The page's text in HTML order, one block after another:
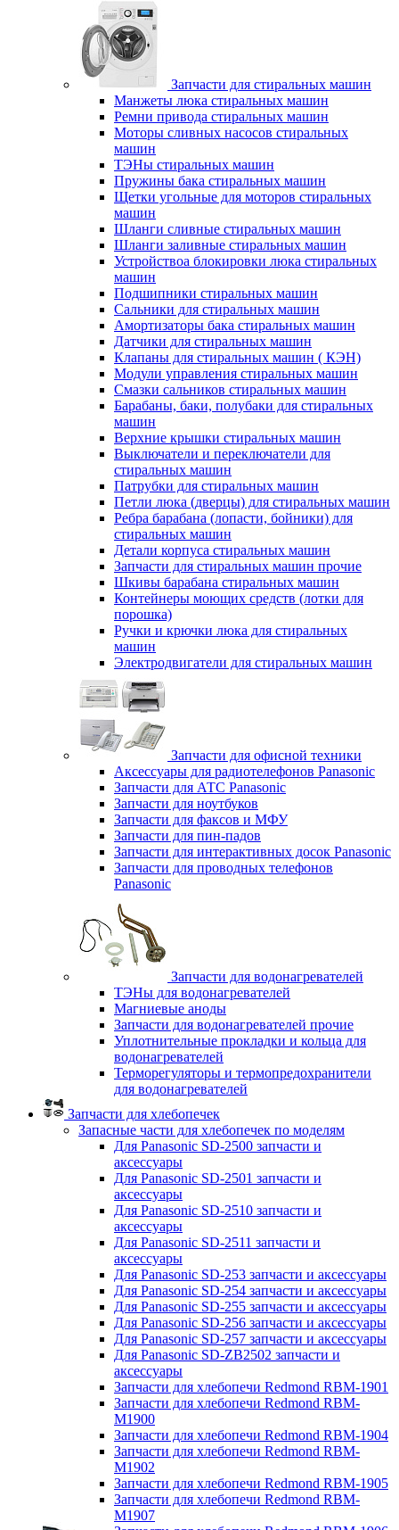
Запчасти для стиральных машин
Манжеты люка стиральных машин
Ремни привода стиральных машин
Моторы сливных насосов стиральных
машин
ТЭНы стиральных машин
Пружины бака стиральных машин
Щетки угольные для моторов стиральных
машин
Шланги сливные стиральных машин
Шланги заливные стиральных машин
Устройствоа блокировки люка стиральных
машин
Подшипники стиральных машин
Сальники для стиральных машин
Амортизаторы бака стиральных машин
Датчики для стиральных машин
Клапаны для стиральных машин ( КЭН)
Модули управления стиральных машин
Смазки сальников стиральных машин
Барабаны, баки, полубаки для стиральных
машин
Верхние крышки стиральных машин
Выключатели и переключатели для
стиральных машин
Патрубки для стиральных машин
Петли люка (дверцы) для стиральных машин
Ребра барабана (лопасти, бойники) для
стиральных машин
Детали корпуса стиральных машин
Запчасти для стиральных машин прочие
Шкивы барабана стиральных машин
Контейнеры моющих средств (лотки для
порошка)
Ручки и крючки люка для стиральных
машин
Электродвигатели для стиральных машин
Запчасти для офисной техники
Аксессуары для радиотелефонов Panasonic
Запчасти для АТС Panasonic
Запчасти для ноутбуков
Запчасти для факсов и МФУ
Запчасти для пин-падов
Запчасти для интерактивных досок Panasonic
Запчасти для проводных телефонов
Panasonic
Запчасти для водонагревателей
ТЭНы для водонагревателей
Магниевые аноды
Запчасти для водонагревателей прочие
Уплотнительные прокладки и кольца для
водонагревателей
Терморегуляторы и термопредохранители
для водонагревателей
Запчасти для хлебопечек
Запасные части для хлебопечек по моделям
Для Panasonic SD-2500 запчасти и
аксессуары
Для Panasonic SD-2501 запчасти и
аксессуары
Для Panasonic SD-2510 запчасти и
аксессуары
Для Panasonic SD-2511 запчасти и
аксессуары
Для Panasonic SD-253 запчасти и аксессуары
Для Panasonic SD-254 запчасти и аксессуары
Для Panasonic SD-255 запчасти и аксессуары
Для Panasonic SD-256 запчасти и аксессуары
Для Panasonic SD-257 запчасти и аксессуары
Для Panasonic SD-ZB2502 запчасти и
аксессуары
Запчасти для хлебопечи Redmond RBM-1901
Запчасти для хлебопечи Redmond RBM-
M1900
Запчасти для хлебопечи Redmond RBM-1904
Запчасти для хлебопечи Redmond RBM-
M1902
Запчасти для хлебопечи Redmond RBM-1905
Запчасти для хлебопечи Redmond RBM-
M1907